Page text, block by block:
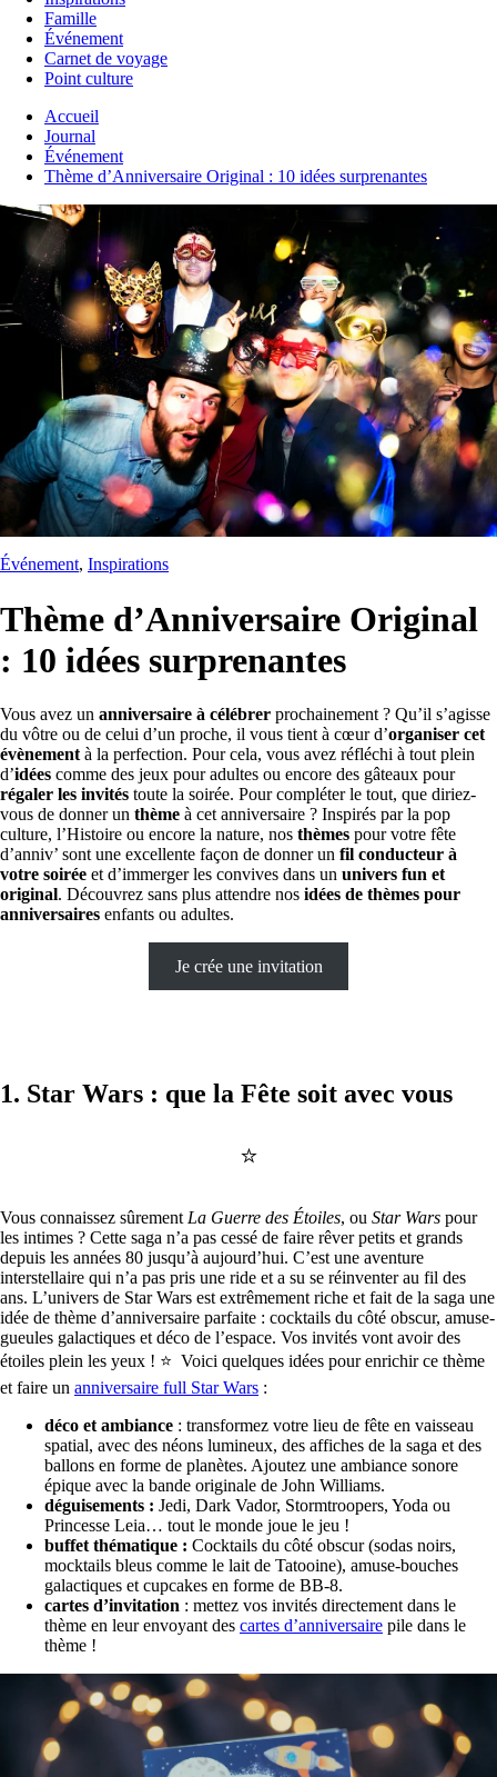
Famille
Événement
Carnet de voyage
Point culture
Accueil
Journal
Événement
Thème d’Anniversaire Original : 10 idées surprenantes
Événement, Inspirations
Thème d’Anniversaire Original
: 10 idées surprenantes
Vous avez un anniversaire à célébrer prochainement ? Qu’il s’agisse
du vôtre ou de celui d’un proche, il vous tient à cœur d’organiser cet
évènement à la perfection. Pour cela, vous avez réfléchi à tout plein
d’idées comme des jeux pour adultes ou encore des gâteaux pour
régaler les invités toute la soirée. Pour compléter le tout, que diriez-
vous de donner un thème à cet anniversaire ? Inspirés par la pop
culture, l’Histoire ou encore la nature, nos thèmes pour votre fête
d’anniv’ sont une excellente façon de donner un fil conducteur à
votre soirée et d’immerger les convives dans un univers fun et
original. Découvrez sans plus attendre nos idées de thèmes pour
anniversaires enfants ou adultes.
Je crée une invitation
1. Star Wars : que la Fête soit avec vous
⭐️
Vous connaissez sûrement La Guerre des Étoiles, ou Star Wars pour
les intimes ? Cette saga n’a pas cessé de faire rêver petits et grands
depuis les années 80 jusqu’à aujourd’hui. C’est une aventure
interstellaire qui n’a pas pris une ride et a su se réinventer au fil des
ans. L’univers de Star Wars est extrêmement riche et fait de la saga une
idée de thème d’anniversaire parfaite : cocktails du côté obscur, amuse-
gueules galactiques et déco de l’espace. Vos invités vont avoir des
étoiles plein les yeux ! ⭐ Voici quelques idées pour enrichir ce thème
et faire un anniversaire full Star Wars :
déco et ambiance : transformez votre lieu de fête en vaisseau
spatial, avec des néons lumineux, des affiches de la saga et des
ballons en forme de planètes. Ajoutez une ambiance sonore
épique avec la bande originale de John Williams.
déguisements : Jedi, Dark Vador, Stormtroopers, Yoda ou
Princesse Leia… tout le monde joue le jeu !
buffet thématique : Cocktails du côté obscur (sodas noirs,
mocktails bleus comme le lait de Tatooine), amuse-bouches
galactiques et cupcakes en forme de BB-8.
cartes d’invitation : mettez vos invités directement dans le
thème en leur envoyant des cartes d’anniversaire pile dans le
thème !